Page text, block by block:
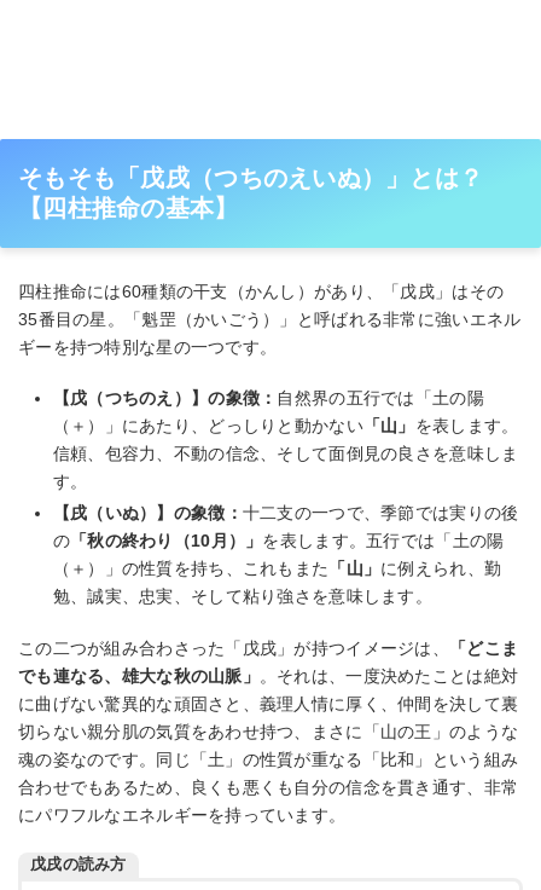
そもそも「戊戌（つちのえいぬ）」とは？
【四柱推命の基本】
四柱推命には60種類の干支（かんし）があり、「戊戌」はその
35番目の星。「魁罡（かいごう）」と呼ばれる非常に強いエネル
ギーを持つ特別な星の一つです。
【戊（つちのえ）】の象徴： 自然界の五行では「土の陽
（＋）」にあたり、どっしりと動かない「山」 を表します。
信頼、包容力、不動の信念、そして面倒見の良さを意味しま
す。
【戌（いぬ）】の象徴： 十二支の一つで、季節では実りの後
の 「秋の終わり（10月）」 を表します。五行では「土の陽
（＋）」の性質を持ち、これもまた
「山」 に例えられ、勤
勉、誠実、忠実、そして粘り強さを意味します。
この二つが組み合わさった「戊戌」が持つイメージは、
「どこま
でも連なる、雄大な秋の山脈」 。それは、一度決めたことは絶対
に曲げない驚異的な頑固さと、義理人情に厚く、仲間を決して裏
切らない親分肌の気質をあわせ持つ、まさに「山の王」のような
魂の姿なのです。同じ「土」の性質が重なる「比和」という組み
合わせでもあるため、良くも悪くも自分の信念を貫き通す、非常
にパワフルなエネルギーを持っています。
戊戌の読み方